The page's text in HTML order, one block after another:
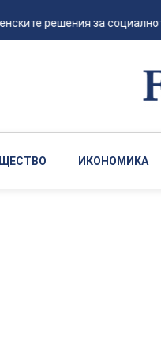
решения за
ИКОНОМИКА